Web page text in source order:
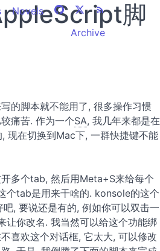
Novels
Archive
脚
的脚本就不能用了, 很多操作习惯
痛苦. 作为一个SA, 我几年来都是在
现在切换到Mac下, 一群快捷键不能
多个tab, 然后用Meta+S来给每个
个tab是用来干啥的. konsole的这个
, 要说还是有的, 例如你可以双击一
让你改名. 我当然可以给这个功能绑
喜欢这个对话框, 它太大, 可以修改